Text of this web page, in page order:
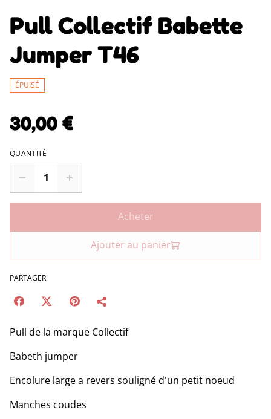
Pull Collectif Babette
Jumper T46
ÉPUISÉ
30,00 €
QUANTITÉ
Acheter
Ajouter au panier
PARTAGER
Pull de la marque Collectif
Babeth jumper
Encolure large a revers souligné d'un petit noeud
Manches coudes